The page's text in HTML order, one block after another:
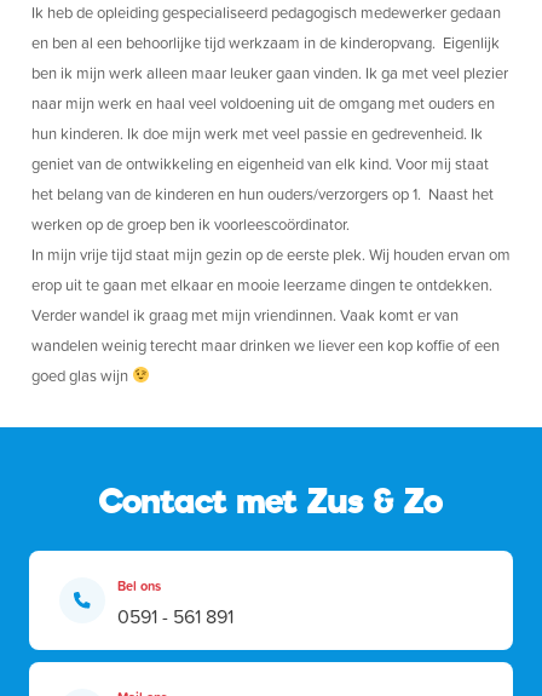
Mail ons
info@kdvzusenzo.nl
Ik heb de opleiding gespecialiseerd pedagogisch medewerker gedaan
en ben al een behoorlijke tijd werkzaam in de kinderopvang. Eigenlijk
ben ik mijn werk alleen maar leuker gaan vinden. Ik ga met veel plezier
naar mijn werk en haal veel voldoening uit de omgang met ouders en
hun kinderen. Ik doe mijn werk met veel passie en gedrevenheid. Ik
geniet van de ontwikkeling en eigenheid van elk kind. Voor mij staat
het belang van de kinderen en hun ouders/verzorgers op 1. Naast het
werken op de groep ben ik voorleescoördinator.
In mijn vrije tijd staat mijn gezin op de eerste plek. Wij houden ervan om
erop uit te gaan met elkaar en mooie leerzame dingen te ontdekken.
Verder wandel ik graag met mijn vriendinnen. Vaak komt er van
wandelen weinig terecht maar drinken we liever een kop koffie of een
goed glas wijn
Contact met Zus & Zo
Bel ons
0591 - 561 891